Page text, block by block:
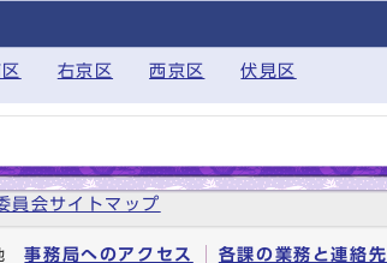
右京区 西京区 伏見区
員会サイトマップ
地事務局へのアクセス 各課の業務と連絡先